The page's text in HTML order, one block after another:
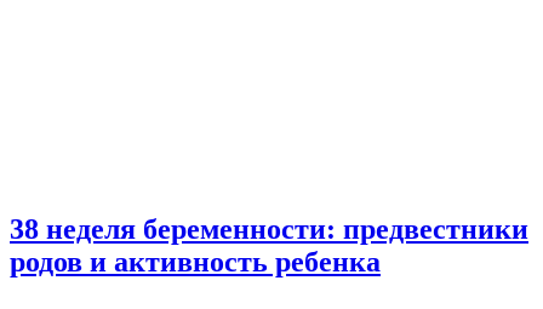
38 неделя беременности: предвестники
родов и активность ребенка